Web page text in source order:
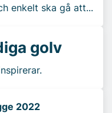
enkelt ska gå att...
golv
2022